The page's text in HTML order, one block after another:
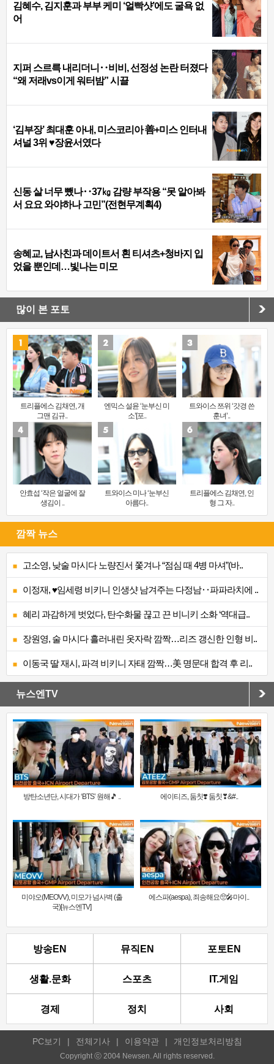
김혜수, 김지훈과 부부 케미 ‘얼빡샷’에도 굴욕 없
어
지퍼 스르륵 내리더니‥비비, 선정성 논란 터졌다
“왜 저래vs이게 워터밤” 시끌
‘김부장’ 최대훈 아내, 미스코리아 善+미스 인터내
셔널 3위 ♥장윤서였다
신동 살 너무 뺐나‥37㎏ 감량 부작용 “못 알아봐
서 요요 와야하나 고민”(전현무계획4)
송혜교, 남사친과 데이트서 흰 티셔츠+청바지 입
었을 뿐인데…빛나는 미모
많이 본 포토
트리플에스 김채연, 개
그맨 김규..
엔믹스 설윤 ‘눈부신 미
소’[포..
트와이스 쯔위 ‘갓경 쓴
훈녀’..
안효섭 ‘작은 얼굴에 잘
생김이 ..
트와이스 미나 ‘눈부신
아름다..
트리플에스 김채연, 인
형 그 자..
깜짝 뉴스
고소영, 낮술 마시다 노량진서 쫓겨나 “점심 때 4병 마셔”(바..
이정재, ♥임세령 비키니 인생샷 남겨주는 다정남‥파파라치에 ..
혜리 과감하게 벗었다, 탄수화물 끊고 끈 비니키 소화 ‘역대급..
장원영, 술 마시다 흘러내린 옷자락 깜짝…리즈 갱신한 인형 비..
이동국 딸 재시, 파격 비키니 자태 깜짝…美 명문대 합격 후 리..
뉴스엔TV
방탄소년단, 시대가 ‘BTS’ 원해🎵 .. 에이티즈, 둠칫❣️ 둠칫❣&#..
미야오(MEOVV), 미모가 넘사벽 (출
국)[뉴스엔TV]
에스파(aespa), 죄송해요🥺🎤마이..
방송EN 뮤직EN 포토EN
생활.문화 스포츠 IT.게임
경제 정치 사회
PC보기 | 전체기사 | 이용약관 | 개인정보처리방침
Copyright ⓒ 2004 Newsen. All rights reserved.